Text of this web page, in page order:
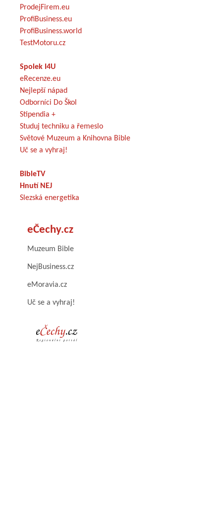
ProdejFirem.eu
ProfiBusiness.eu
ProfiBusiness.world
TestMotoru.cz
Spolek I4U
eRecenze.eu
Nejlepší nápad
Odborníci Do Škol
Stipendia +
Studuj techniku a řemeslo
Světové Muzeum a Knihovna Bible
Uč se a vyhraj!
BibleTV
Hnutí NEJ
Slezská energetika
eČechy.cz
Muzeum Bible
NejBusiness.cz
eMoravia.cz
Uč se a vyhraj!